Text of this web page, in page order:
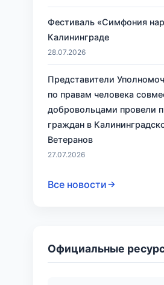
Фестиваль «Симфония
Калининграде
28.07.2026
Представители
по правам человека
добровольцами провели
граждан в
Ветеранов
27.07.2026
Все новости
Официальные